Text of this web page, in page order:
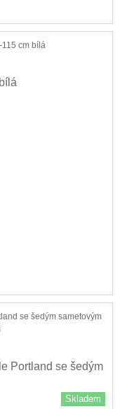
Portland se šedým
Skladem